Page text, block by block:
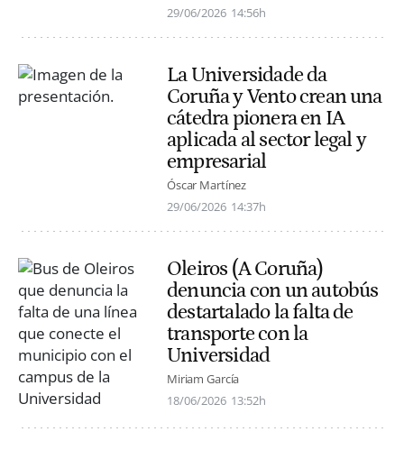
29/06/2026 14:56h
La Universidade da
Coruña y Vento crean una
cátedra pionera en IA
aplicada al sector legal y
empresarial
Óscar Martínez
29/06/2026 14:37h
Oleiros (A Coruña)
denuncia con un autobús
destartalado la falta de
transporte con la
Universidad
Miriam García
18/06/2026 13:52h